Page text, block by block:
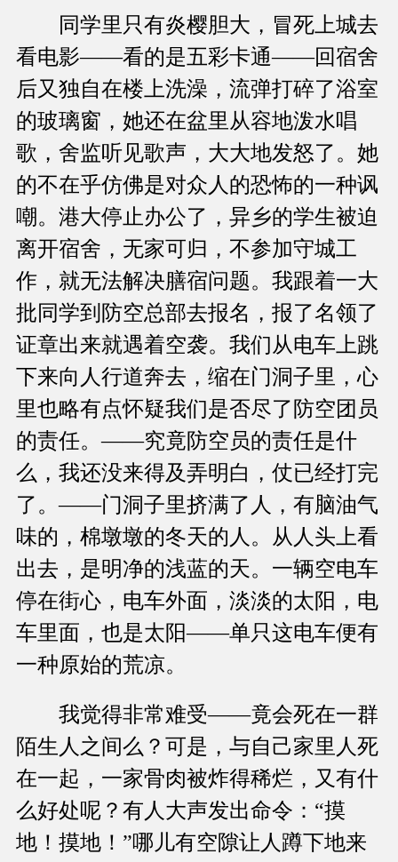
同学里只有炎樱胆大，冒死上城去
看电影——看的是五彩卡通——回宿舍
后又独自在楼上洗澡，流弹打碎了浴室
的玻璃窗，她还在盆里从容地泼水唱
歌，舍监听见歌声，大大地发怒了。她
的不在乎仿佛是对众人的恐怖的一种讽
嘲。港大停止办公了，异乡的学生被迫
离开宿舍，无家可归，不参加守城工
作，就无法解决膳宿问题。我跟着一大
批同学到防空总部去报名，报了名领了
证章出来就遇着空袭。我们从电车上跳
下来向人行道奔去，缩在门洞子里，心
里也略有点怀疑我们是否尽了防空团员
的责任。——究竟防空员的责任是什
么，我还没来得及弄明白，仗已经打完
了。——门洞子里挤满了人，有脑油气
味的，棉墩墩的冬天的人。从人头上看
出去，是明净的浅蓝的天。一辆空电车
停在街心，电车外面，淡淡的太阳，电
车里面，也是太阳——单只这电车便有
一种原始的荒凉。
我觉得非常难受——竟会死在一群
陌生人之间么？可是，与自己家里人死
在一起，一家骨肉被炸得稀烂，又有什
么好处呢？有人大声发出命令：“摸
地！摸地！”哪儿有空隙让人蹲下地来